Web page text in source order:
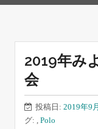
2019年み
会
投稿日: 2019年9
グ: , Polo